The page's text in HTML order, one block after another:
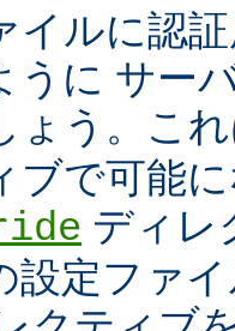
イルに認
うに サー
ょう。こ
ブで可能
ディレ
設定ファ